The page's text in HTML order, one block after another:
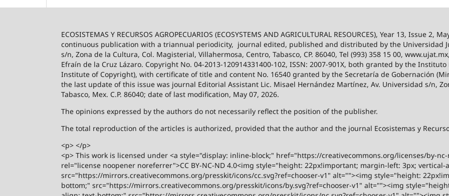
ECOSISTEMAS Y RECURSOS AGROPECUARIOS (ECOSYSTEMS AND AGRICULTURAL RESOURCES), Year 13, Issue 2,
continuous publication with a triannual periodicity, journal edited, published and distributed by the Universidad
s/n, Zona de la Cultura, Col. Magisterial, Villahermosa, Centro, Tabasco, CP. 86040, Tel (993) 358 15 00,
Efraín de la Cruz Lázaro. Copyright No. 04-2013-120914331400-102, ISSN: 2007-901X, both granted by the
Institute of Copyright), with certificate of title and content No. 16540 granted by the Secretaría de Gobernación
the last update of this issue was journal Editorial Assistant Lic. Misael Hernández Martínez, Av. Universidad s/n,
Tabasco, Mex. C.P. 86040; date of last modification, May 07, 2026.
The opinions expressed by the authors do not necessarily reflect the position of the publisher.
The total reproduction of the articles is authorized, provided that the author and the journal Ecosistemas y
<p> </p>
<p> This work is licensed under <a style="display: inline-block;" href="https://creativecommons.org/licenses/by-
rel="license noopener noreferrer">CC BY-NC-ND 4.0<img style="height: 22px!important; margin-left: 3px;
src="https://mirrors.creativecommons.org/presskit/icons/cc.svg?ref=chooser-v1" alt=""><img style="height:
bottom;" src="https://mirrors.creativecommons.org/presskit/icons/by.svg?ref=chooser-v1" alt=""><img